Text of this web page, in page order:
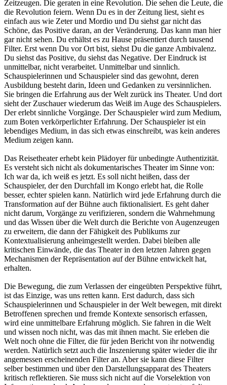
Zeitzeugen. Die geraten in eine Revolution. Die sehen die Leute, die
die Revolution feiern. Wenn Du es in der Zeitung liest, sieht es
einfach aus wie Zeter und Mordio und Du siehst gar nicht das
Schöne, das Positive daran, an der Veränderung. Das kann man hier
gar nicht sehen. Du erhältst es zu Hause präsentiert durch tausend
Filter. Erst wenn Du vor Ort bist, siehst Du die ganze Ambivalenz.
Du siehst das Positive, du siehst das Negative. Der Eindruck ist
unmittelbar, nicht verarbeitet. Unmittelbar und sinnlich.
Schauspielerinnen und Schauspieler sind das gewohnt, deren
Ausbildung besteht darin, Ideen und Gedanken zu versinnlichen.
Sie bringen die Erfahrung aus der Welt zurück ins Theater. Und dort
sieht der Zuschauer wiederum das Weiß im Auge des Schauspielers.
Der erlebt sinnliche Vorgänge. Der Schauspieler wird zum Medium,
zum Boten verkörperlichter Erfahrung. Der Schauspieler ist ein
lebendiges Medium, in das sich etwas einschreibt, was kein anderes
Medium zeigen kann.
Das Reisetheater erhebt kein Plädoyer für unbedingte Authentizität.
Es versteht sich nicht als dokumentarisches Theater im Sinne von:
Ich war da, ich weiß es jetzt. Es soll nicht heißen, dass der
Schauspieler, der den Durchfall im Kongo erlebt hat, die Rolle
besser, echter spielen kann. Natürlich wird jede Erfahrung durch die
Transformation auf der Bühne auch fiktionalisiert. Es geht daher
nicht darum, Vorgänge zu verifizieren, sondern die Wahrnehmung
und das Wissen über die Welt durch die Berichte von Augenzeugen
zu erweitern, die dann der Fähigkeit des Publikums zur
Kontextualisierung anheimgestellt werden. Dabei bleiben alle
kritischen Einwände, die das Theater in den letzten Jahren gegen
Mechanismen der Repräsentation auf der Bühne entwickelt hat,
erhalten.
Die Bewegung, die zum Verlassen der eingeübten Perspektive führt,
ist das Einzige, was uns retten kann. Erst dadurch, dass sich
Schauspielerinnen und Schauspieler in der Welt bewegen, mit direkt
Betroffenen sprechen und fremde Kontexte sensorisch erfassen,
wird eine unmittelbare Erfahrung möglich. Sie fahren in die Welt
und wissen noch nicht, was das mit ihnen macht. Sie erleben die
Welt noch ohne die Filter, die für jeden Bericht von ihr notwendig
werden. Natürlich setzt auch die Inszenierung später wieder die ihr
angemessen erscheinenden Filter an. Aber sie kann diese Filter
selber bestimmen und über den Darstellungsapparat des Theaters
kritisch reflektieren. Sie muss sich nicht auf die Vorselektion von